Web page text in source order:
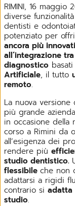
RIMINI, 16 maggio
diverse
dentisti e
potenziato per
ancora più
all’integrazione
diagnostico
Artificiale, il tutto
remoto.
La nuova versione
più grande
in occasione della
corso a Rimini da
all’esigenza dei
rendere più
studio dentistico.
flessibile che non
adattarsi a rigidi
contrario si adatta
studio.